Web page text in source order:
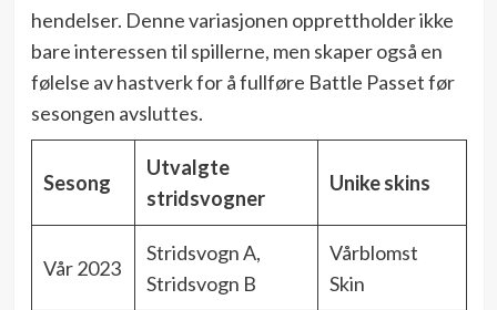
hendelser. Denne variasjonen opprettholder ikke
bare interessen til spillerne, men skaper også en
følelse av hastverk for å fullføre Battle Passet før
sesongen avsluttes.
Sesong
Utvalgte
stridsvogner
Unike skins
Vår 2023
Stridsvogn A,
Stridsvogn B
Vårblomst
Skin